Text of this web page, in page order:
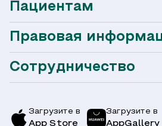
О сети Ниармедик
Пациентам
Мобильное приложение
Акции
Заболевания
Правовая
Оформление налогового вычета
Сотрудничество
Загрузите в
App Store
Загрузите в
AppGallery